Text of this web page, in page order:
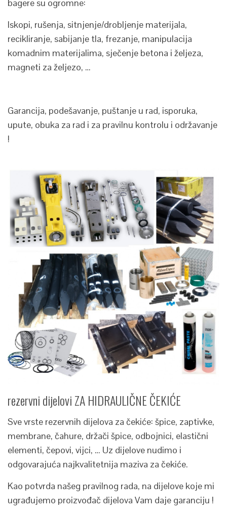
bagere su ogromne:
Iskopi, rušenja, sitnjenje/drobljenje materijala,
recikliranje, sabijanje tla, frezanje, manipulacija
komadnim materijalima, sječenje betona i željeza,
magneti za željezo, …
Garancija, podešavanje, puštanje u rad, isporuka,
upute, obuka za rad i za pravilnu kontrolu i održavanje
!
rezervni dijelovi ZA HIDRAULIČNE ČEKIĆE
Sve vrste rezervnih dijelova za čekiće: špice, zaptivke,
membrane, čahure, držači špice, odbojnici, elastični
elementi, čepovi, vijci, … Uz dijelove nudimo i
odgovarajuća najkvalitetnija maziva za čekiće.
Kao potvrda našeg pravilnog rada, na dijelove koje mi
ugrađujemo proizvođač dijelova Vam daje garanciju !